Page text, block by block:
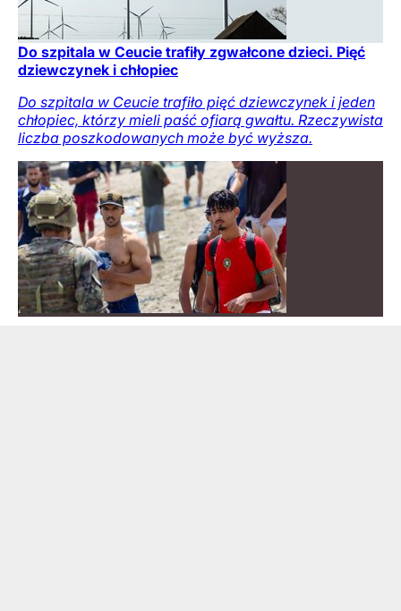
Do szpitala w Ceucie trafiły zgwałcone dzieci. Pięć
dziewczynek i chłopiec
Do szpitala w Ceucie trafiło pięć dziewczynek i jeden
chłopiec, którzy mieli paść ofiarą gwałtu. Rzeczywista
liczba poszkodowanych może być wyższa.